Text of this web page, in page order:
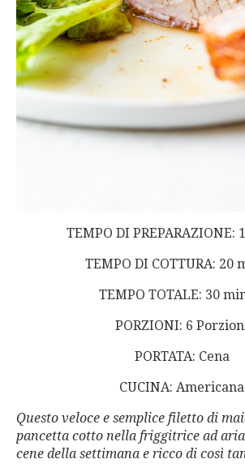
TEMPO DI PREPARAZIONE:
TEMPO DI COTTURA: 20
TEMPO TOTALE: 30
PORZIONI: 6
PORTATA: Cena
CUCINA: Americana
Questo veloce e semplice filetto di
pancetta cotto nella friggitrice ad
cene della settimana e ricco di così